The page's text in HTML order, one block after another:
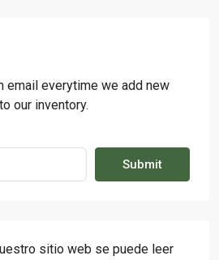
email everytime we add new
our inventory.
Submit
sitio web se puede leer